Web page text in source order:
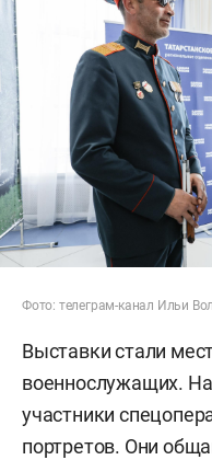
Фото: телеграм-канал Ильи
Выставки стали
военнослужащих.
участники
портретов. Они